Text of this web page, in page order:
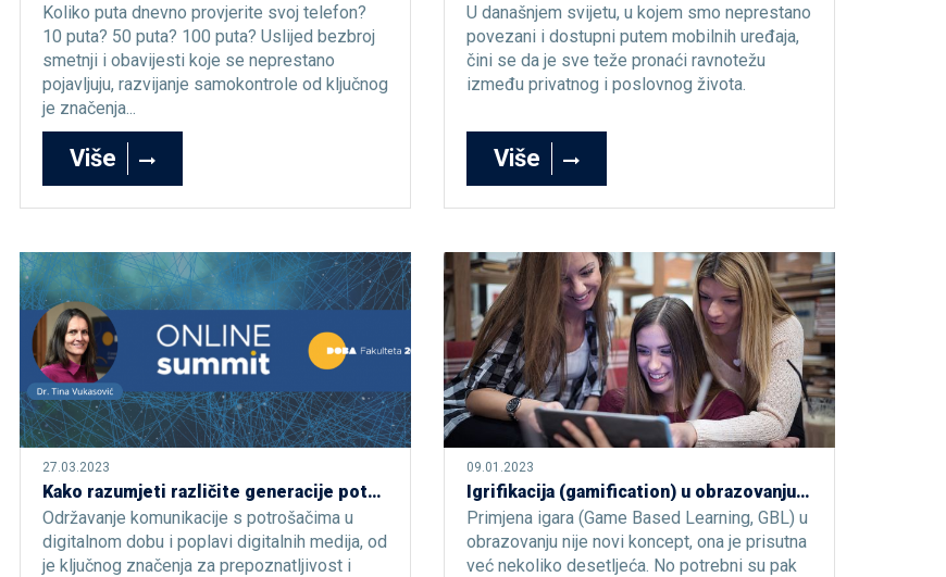
Koliko puta dnevno provjerite svoj telefon?
10 puta? 50 puta? 100 puta? Uslijed bezbroj
smetnji i obavijesti koje se neprestano
pojavljuju, razvijanje samokontrole od ključnog
je značenja...
Više
U današnjem svijetu, u kojem smo neprestano
povezani i dostupni putem mobilnih uređaja,
čini se da je sve teže pronaći ravnotežu
između privatnog i poslovnog života.
Više
27.03.2023
Kako razumjeti različite generacije potrošača
Održavanje komunikacije s potrošačima u
digitalnom dobu i poplavi digitalnih medija, od
je ključnog značenja za prepoznatljivost i
09.01.2023
Igrifikacija (gamification) u obrazovanju na DOBA Fakultetu
Primjena igara (Game Based Learning, GBL) u
obrazovanju nije novi koncept, ona je prisutna
već nekoliko desetljeća. No potrebni su pak